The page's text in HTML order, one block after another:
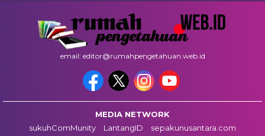
email: editor@rumahpengetahuan.web.id
MEDIA NETWORK
sukuhComMunity
LantangID
sepakunusantara.com